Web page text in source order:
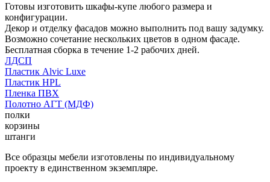
Готовы изготовить шкафы-купе любого размера и
конфигурации.
Декор и отделку фасадов можно выполнить под вашу задумку.
Возможно сочетание нескольких цветов в одном фасаде.
Бесплатная сборка в течение 1-2 рабочих дней.
ЛДСП
Пластик Alvic Luxe
Пластик HPL
Пленка ПВХ
Полотно АГТ (МДФ)
полки
корзины
штанги
Все образцы мебели изготовлены по индивидуальному
проекту в единственном экземпляре.